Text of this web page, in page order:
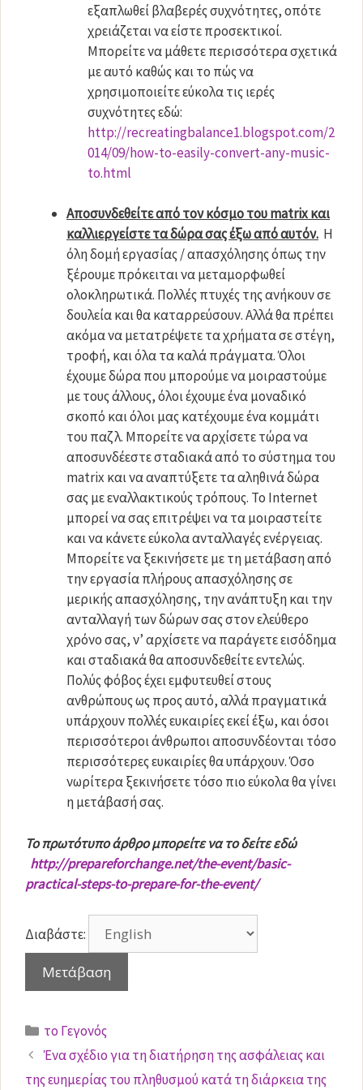
εξαπλωθεί βλαβερές συχνότητες, οπότε
χρειάζεται να είστε προσεκτικοί.
Μπορείτε να μάθετε περισσότερα σχετικά
με αυτό καθώς και το πώς να
χρησιμοποιείτε εύκολα τις ιερές
συχνότητες εδώ:
http://recreatingbalance1.blogspot.com/2
014/09/how-to-easily-convert-any-music-
to.html
Αποσυνδεθείτε από τον κόσμο του matrix και
καλλιεργείστε τα δώρα σας έξω από αυτόν. Η
όλη δομή εργασίας / απασχόλησης όπως την
ξέρουμε πρόκειται να μεταμορφωθεί
ολοκληρωτικά. Πολλές πτυχές της ανήκουν σε
δουλεία και θα καταρρεύσουν. Αλλά θα πρέπει
ακόμα να μετατρέψετε τα χρήματα σε στέγη,
τροφή, και όλα τα καλά πράγματα. Όλοι
έχουμε δώρα που μπορούμε να μοιραστούμε
με τους άλλους, όλοι έχουμε ένα μοναδικό
σκοπό και όλοι μας κατέχουμε ένα κομμάτι
του παζλ. Μπορείτε να αρχίσετε τώρα να
αποσυνδέεστε σταδιακά από το σύστημα του
matrix και να αναπτύξετε τα αληθινά δώρα
σας με εναλλακτικούς τρόπους. Το Internet
μπορεί να σας επιτρέψει να τα μοιραστείτε
και να κάνετε εύκολα ανταλλαγές ενέργειας.
Μπορείτε να ξεκινήσετε με τη μετάβαση από
την εργασία πλήρους απασχόλησης σε
μερικής απασχόλησης, την ανάπτυξη και την
ανταλλαγή των δώρων σας στον ελεύθερο
χρόνο σας, ν’ αρχίσετε να παράγετε εισόδημα
και σταδιακά θα αποσυνδεθείτε εντελώς.
Πολύς φόβος έχει εμφυτευθεί στους
ανθρώπους ως προς αυτό, αλλά πραγματικά
υπάρχουν πολλές ευκαιρίες εκεί έξω, και όσοι
περισσότεροι άνθρωποι αποσυνδέονται τόσο
περισσότερες ευκαιρίες θα υπάρχουν. Όσο
νωρίτερα ξεκινήσετε τόσο πιο εύκολα θα γίνει
η μετάβασή σας.
Το πρωτότυπο άρθρο μπορείτε να το δείτε εδώ
http://prepareforchange.net/the-event/basic-
practical-steps-to-prepare-for-the-event/
Διαβάστε:
Κατηγορίες
το Γεγονός
Ένα σχέδιο για τη διατήρηση της ασφάλειας και
της ευημερίας του πληθυσμού κατά τη διάρκεια της